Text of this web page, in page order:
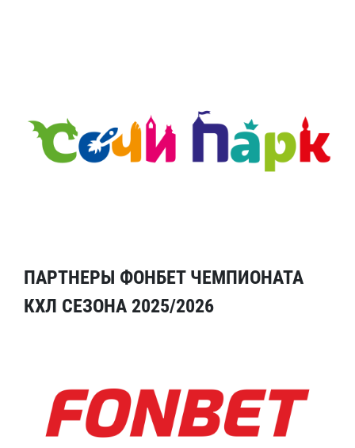
ПАРТНЕРЫ ФОНБЕТ ЧЕМПИОНАТА
КХЛ СЕЗОНА 2025/2026